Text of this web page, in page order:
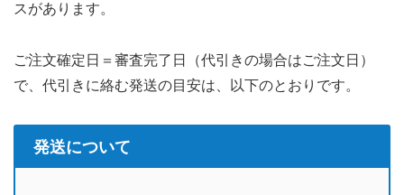
スがあります。
ご注文確定日＝審査完了日（代引きの場合はご注文日）
で、代引きに絡む発送の目安は、以下のとおりです。
発送について